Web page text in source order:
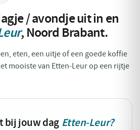
/ avondje uit in en
, Noord Brabant.
eten, een uitje of een goede koffie
mooiste van Etten-Leur op een rijtje
bij jouw dag Etten-Leur?